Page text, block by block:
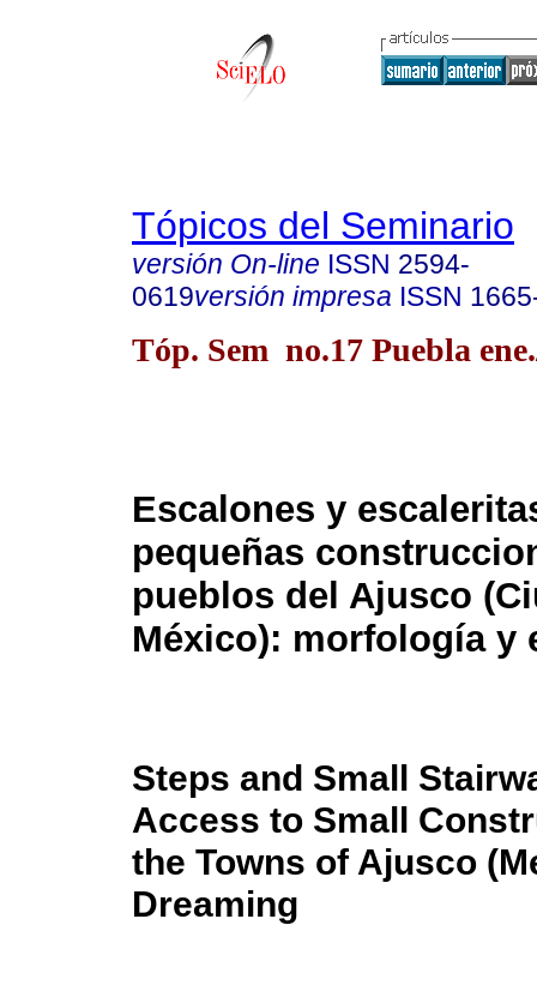
Tópicos del Seminario
versión On-line ISSN 2594-
0619versión impresa ISSN
Tóp. Sem no.17 Puebla
Escalones y
pequeñas
pueblos del Ajusco
México): morfología y
Steps and Small
Access to Small
the Towns of Ajusco
Dreaming